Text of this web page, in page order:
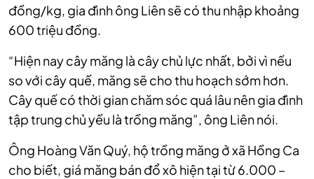
đồng/kg, gia đình ông Liên sẽ có thu nhập khoảng
600 triệu đồng.
“Hiện nay cây măng là cây chủ lực nhất, bởi vì nếu
so với cây quế, măng sẽ cho thu hoạch sớm hơn.
Cây quế có thời gian chăm sóc quá lâu nên gia đình
tập trung chủ yếu là trồng măng”, ông Liên nói.
Ông Hoàng Văn Quý, hộ trồng măng ở xã Hồng Ca
cho biết, giá măng bán đổ xô hiện tại từ 6.000 –